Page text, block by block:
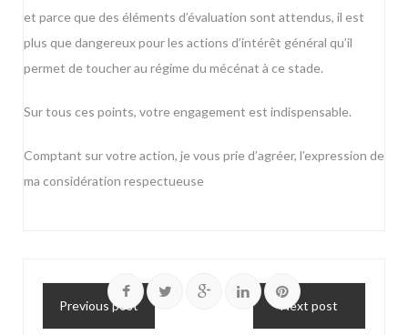
et parce que des éléments d’évaluation sont attendus, il est
plus que dangereux pour les actions d’intérêt général qu’il
permet de toucher au régime du mécénat à ce stade.
Sur tous ces points, votre engagement est indispensable.
Comptant sur votre action, je vous prie d’agréer, l’expression de
ma considération respectueuse
Previous post Next post